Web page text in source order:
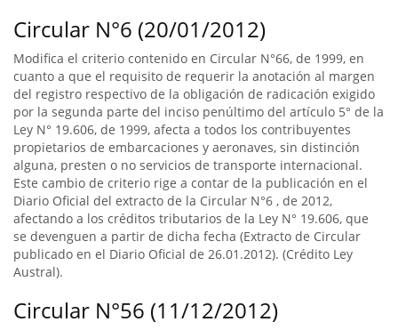
Circular N°6 (20/01/2012)
Modifica el criterio contenido en Circular N°66, de 1999, en
cuanto a que el requisito de requerir la anotación al margen
del registro respectivo de la obligación de radicación exigido
por la segunda parte del inciso penúltimo del artículo 5° de la
Ley N° 19.606, de 1999, afecta a todos los contribuyentes
propietarios de embarcaciones y aeronaves, sin distinción
alguna, presten o no servicios de transporte internacional.
Este cambio de criterio rige a contar de la publicación en el
Diario Oficial del extracto de la Circular N°6 , de 2012,
afectando a los créditos tributarios de la Ley N° 19.606, que
se devenguen a partir de dicha fecha (Extracto de Circular
publicado en el Diario Oficial de 26.01.2012). (Crédito Ley
Austral).
Circular N°56 (11/12/2012)